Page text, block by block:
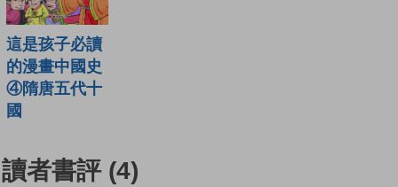
這是孩子必讀
的漫畫中國史
④隋唐五代十
國
讀者書評 (4)